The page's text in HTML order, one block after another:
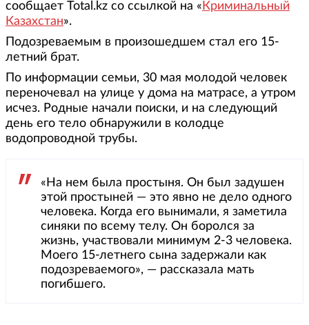
сообщает Total.kz со ссылкой на « Криминальный
Казахстан».
Подозреваемым в произошедшем стал его 15-
летний брат.
По информации семьи, 30 мая молодой человек
переночевал на улице у дома на матрасе, а утром
исчез. Родные начали поиски, и на следующий
день его тело обнаружили в колодце
водопроводной трубы.
«На нем была простыня. Он был задушен
этой простыней — это явно не дело одного
человека. Когда его вынимали, я заметила
синяки по всему телу. Он боролся за
жизнь, участвовали минимум 2-3 человека.
Моего 15-летнего сына задержали как
подозреваемого», — рассказала мать
погибшего.